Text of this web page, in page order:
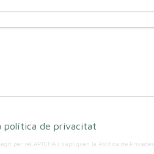
política de privacitat
per reCAPTCHA i s'apliquen la Política de